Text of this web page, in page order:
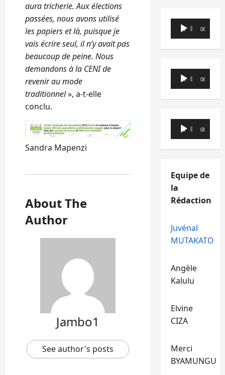
aura tricherie. Aux élections
passées, nous avons utilisé
les papiers et là, puisque je
vais écrire seul, il n’y avait pas
beaucoup de peine. Nous
demandons à la CENI de
revenir au mode
traditionnel», a-t-elle
conclu.
Sandra Mapenzi
About The
Author
Jambo1
See author's posts
Lecteur
audio
00:00 00:00
Lecteur
audio
00:00 00:00
Lecteur
audio
00:00 00:00
Equipe de
la
Rédaction
Juvénal
MUTAKATO
Angèle
Kalulu
Elvine
CIZA
Merci
BYAMUNGU